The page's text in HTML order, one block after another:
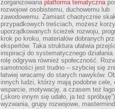
zorganizowana platforma tematyczna
rozwojowi osobistemu, duchowemu lub
zawodowemu. Zamiast chaotycznie
przypadkowych treściach, możesz
uporządkowanych ścieżek rozwoju,
krok po kroku, materiałów dobranych
ekspertów. Taka struktura ułatwia
inspiracji do systematycznego
rolę odgrywa również społeczność.
samotności jest trudno – szybciej się
łatwiej wracamy do starych nawyków.
innych ludzi, którzy mają podobne cele,
wsparcie, motywację, a czasem też
(„skoro innym się udało, ja też
wyzwania, grupy rozwojowe,